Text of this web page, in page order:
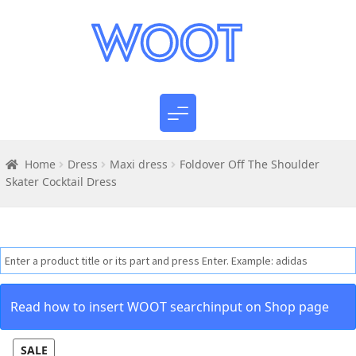
Home Dress Maxi dress
Foldover Off The Shoulder
Skater Cocktail Dress
Read how to insert WOOT searchinput on Shop page
SALE